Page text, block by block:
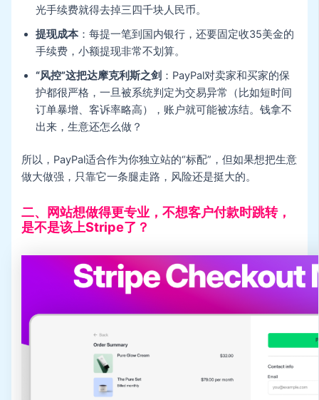
光手续费就得去掉三四千块人民币。
提现成本 ：每提一笔到国内银行，还要固定收35美金的
手续费，小额提现非常不划算。
“风控”这把达摩克利斯之剑 ：PayPal对卖家和买家的保
护都很严格，一旦被系统判定为交易异常（比如短时间
订单暴增、客诉率略高），账户就可能被冻结。钱拿不
出来，生意还怎么做？
所以，PayPal适合作为你独立站的“标配”，但如果想把生意
做大做强，只靠它一条腿走路，风险还是挺大的。
二、网站想做得更专业，不想客户付款时跳转，
是不是该上Stripe了？